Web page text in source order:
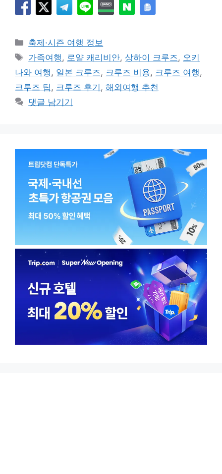
카
테
리
축제·시즌 여행 정보
태
그
가족여행, 로얄 캐리비안, 상하이 크루즈, 오키
나와 여행, 일본 크루즈, 크루즈 비용, 크루즈 여행,
크루즈 팁, 크루즈 후기 , 해외여행 추천
댓글 남기기